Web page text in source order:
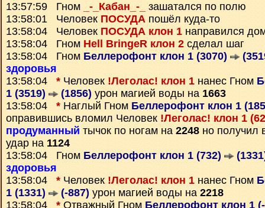
13:57:59 Гном
_-_Кабан_-_
зашатался по полю
13:58:01 Человек ПОСУДА пошёл куда-то
13:58:04 Человек ПОСУДА клон 1 направился
13:58:04 Гном Hell BringeR клон 2 сделал шаг
13:58:04 Гном Беллерофонт клон 1 (3070)
здоровья
13:58:04 * Человек !Леголас! клон 1 нанес Гном
1 (3519)
(1856) урон магией воды на 1663
13:58:04 * Наглый Гном Беллерофонт клон 1
оправившись вломил Человек !Леголас! клон 1
продуманный тычок по ногам на 2248 но получил
удар на 1124
13:58:04 Гном Беллерофонт клон 1 (732)
здоровья
13:58:04 * Человек !Леголас! клон 1 нанес Гном
1 (1331)
(-887) урон магией воды на 2218
13:58:04 * Отважный Гном Беллерофонт клон 1